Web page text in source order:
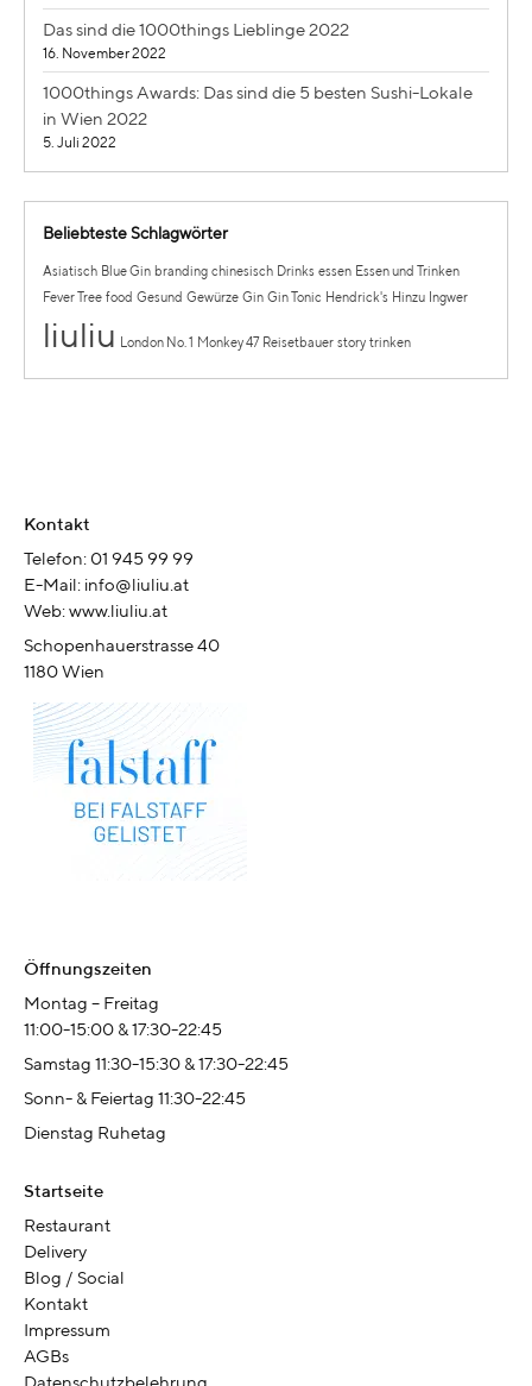
Das sind die 1000things Lieblinge 2022
16. November 2022
1000things Awards: Das sind die 5 besten Sushi-Lokale
in Wien 2022
5. Juli 2022
Beliebteste Schlagwörter
Asiatisch Blue Gin branding chinesisch Drinks essen Essen und Trinken
Fever Tree food Gesund Gewürze Gin Gin Tonic Hendrick's Hinzu Ingwer
liuliu London No. 1 Monkey 47 Reisetbauer story trinken
Kontakt
Telefon: 01 945 99 99
E-Mail: info@liuliu.at
Web: www.liuliu.at
Schopenhauerstrasse 40
1180 Wien
Öffnungszeiten
Montag – Freitag
11:00-15:00 & 17:30-22:45
Samstag 11:30-15:30 & 17:30-22:45
Sonn- & Feiertag 11:30-22:45
Dienstag Ruhetag
Startseite
Restaurant
Delivery
Blog / Social
Kontakt
Impressum
AGBs